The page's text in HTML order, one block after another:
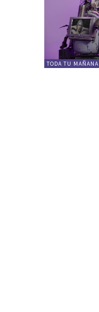
TODA TU MAÑANA